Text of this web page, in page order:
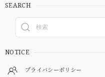
SEARCH
NOTICE
プライバシーポリシー